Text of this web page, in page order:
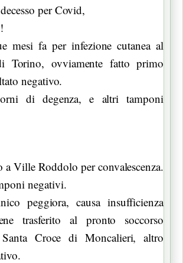
per Covid,
mesi fa per infezione cutanea al
Torino, ovviamente fatto primo
negativo.
di degenza, e altri tamponi
a Ville Roddolo per convalescenza.
negativi.
peggiora, causa insufficienza
trasferito al pronto soccorso
Santa Croce di Moncalieri, altro